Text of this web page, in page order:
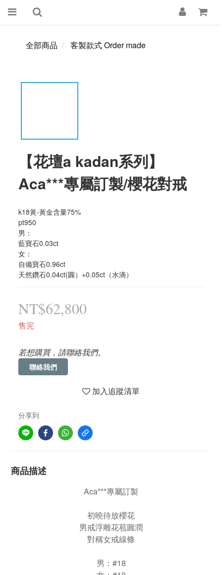
全部商品 客製款式 Order made
【花壇a kadan系列】
Aca***專屬訂製/櫻花對戒
k18黃-黃金含量75%
pt950
男：
藍寶石0.03ct
女：
自備寶石0.96ct
天然鑽石0.04ct(圓）+0.05ct（水滴）
NT$62,800
售完
若想購買，請聯絡我們。
聯絡我們
加入追蹤清單
分享到
商品描述
Aca***專屬訂製
初曉待放櫻花
男戒浮雕花苞圓潤
對稱女戒線條
男：#18